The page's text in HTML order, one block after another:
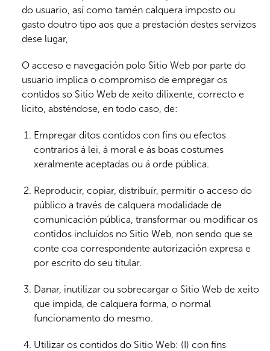
do usuario, así como tamén calquera imposto ou
gasto doutro tipo aos que a prestación destes servizos
dese lugar,
O acceso e navegación polo Sitio Web por parte do
usuario implica o compromiso de empregar os
contidos so Sitio Web de xeito dilixente, correcto e
lícito, absténdose, en todo caso, de:
Empregar ditos contidos con fins ou efectos
contrarios á lei, á moral e ás boas costumes
xeralmente aceptadas ou á orde pública.
Reproducir, copiar, distribuír, permitir o acceso do
público a través de calquera modalidade de
comunicación pública, transformar ou modificar os
contidos incluídos no Sitio Web, non sendo que se
conte coa correspondente autorización expresa e
por escrito do seu titular.
Danar, inutilizar ou sobrecargar o Sitio Web de xeito
que impida, de calquera forma, o normal
funcionamento do mesmo.
Utilizar os contidos do Sitio Web: (I) con fins